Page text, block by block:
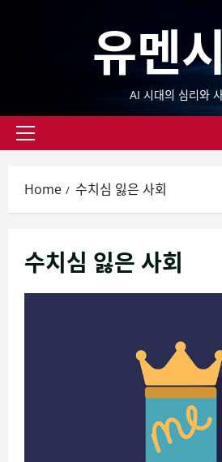
유멘
AI 시대의 심리와
Primary
Home 수치심 잃은 사회
수치심 잃은 사회